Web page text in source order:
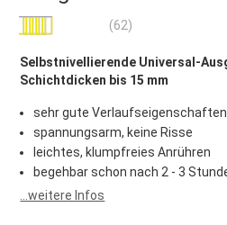
Bewertung: (62)
Selbstnivellierende Universal-
Schichtdicken bis 15 mm
sehr gute Verlaufseigenschaften
spannungsarm, keine Risse
leichtes, klumpfreies Anrühren
begehbar schon nach 2 - 3
...weitere Infos